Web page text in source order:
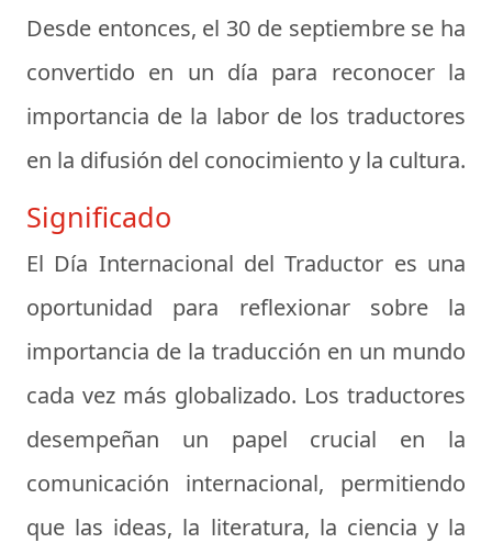
Desde entonces, el 30 de septiembre se ha
convertido en un día para reconocer la
importancia de la labor de los traductores
en la difusión del conocimiento y la cultura.
Significado
El Día Internacional del Traductor es una
oportunidad para reflexionar sobre la
importancia de la traducción en un mundo
cada vez más globalizado. Los traductores
desempeñan un papel crucial en la
comunicación internacional, permitiendo
que las ideas, la literatura, la ciencia y la